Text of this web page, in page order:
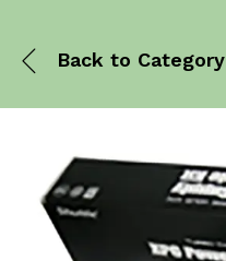
Back to Category